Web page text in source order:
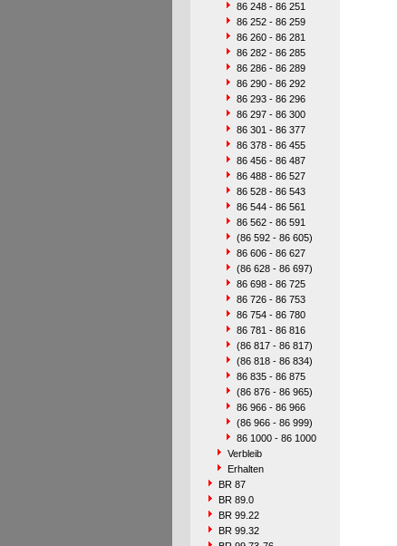
86 248 - 86 251
86 252 - 86 259
86 260 - 86 281
86 282 - 86 285
86 286 - 86 289
86 290 - 86 292
86 293 - 86 296
86 297 - 86 300
86 301 - 86 377
86 378 - 86 455
86 456 - 86 487
86 488 - 86 527
86 528 - 86 543
86 544 - 86 561
86 562 - 86 591
(86 592 - 86 605)
86 606 - 86 627
(86 628 - 86 697)
86 698 - 86 725
86 726 - 86 753
86 754 - 86 780
86 781 - 86 816
(86 817 - 86 817)
(86 818 - 86 834)
86 835 - 86 875
(86 876 - 86 965)
86 966 - 86 966
(86 966 - 86 999)
86 1000 - 86 1000
Verbleib
Erhalten
BR 87
BR 89.0
BR 99.22
BR 99.32